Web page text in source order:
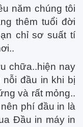
năm chúng tôi
thêm tuổi đời
chỉ sơ suất tí
chữa..hiện nay
đầu in khi bị
và rất mỏng..
phí đầu in là
Đầu in máy in